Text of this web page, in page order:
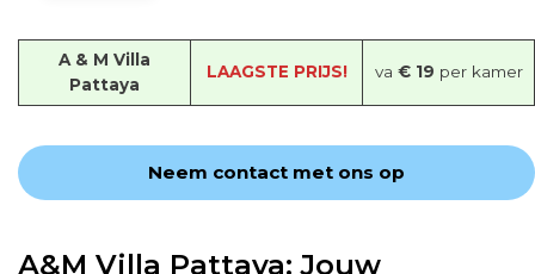
A & M Villa
Pattaya
LAAGSTE PRIJS! va € 19 per kamer
Neem contact met ons op
A&M Villa Pattaya: Jouw